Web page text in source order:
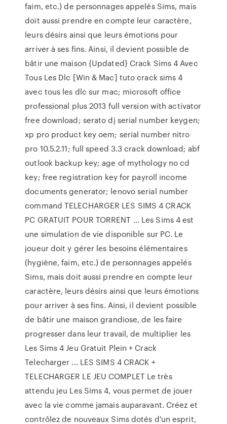
faim, etc.) de personnages appelés Sims, mais
doit aussi prendre en compte leur caractère,
leurs désirs ainsi que leurs émotions pour
arriver à ses fins. Ainsi, il devient possible de
bâtir une maison {Updated} Crack Sims 4 Avec
Tous Les Dlc [Win & Mac] tuto crack sims 4
avec tous les dlc sur mac; microsoft office
professional plus 2013 full version with activator
free download; serato dj serial number keygen;
xp pro product key oem; serial number nitro
pro 10.5.2.11; full speed 3.3 crack download; abf
outlook backup key; age of mythology no cd
key; free registration key for payroll income
documents generator; lenovo serial number
command TELECHARGER LES SIMS 4 CRACK
PC GRATUIT POUR TORRENT ... Les Sims 4 est
une simulation de vie disponible sur PC. Le
joueur doit y gérer les besoins élémentaires
(hygiène, faim, etc.) de personnages appelés
Sims, mais doit aussi prendre en compte leur
caractère, leurs désirs ainsi que leurs émotions
pour arriver à ses fins. Ainsi, il devient possible
de bâtir une maison grandiose, de les faire
progresser dans leur travail, de multiplier les
Les Sims 4 Jeu Gratuit Plein + Crack
Telecharger ... LES SIMS 4 CRACK +
TELECHARGER LE JEU COMPLET Le très
attendu jeu Les Sims 4, vous permet de jouer
avec la vie comme jamais auparavant. Créez et
contrôlez de nouveaux Sims dotés d'un esprit,